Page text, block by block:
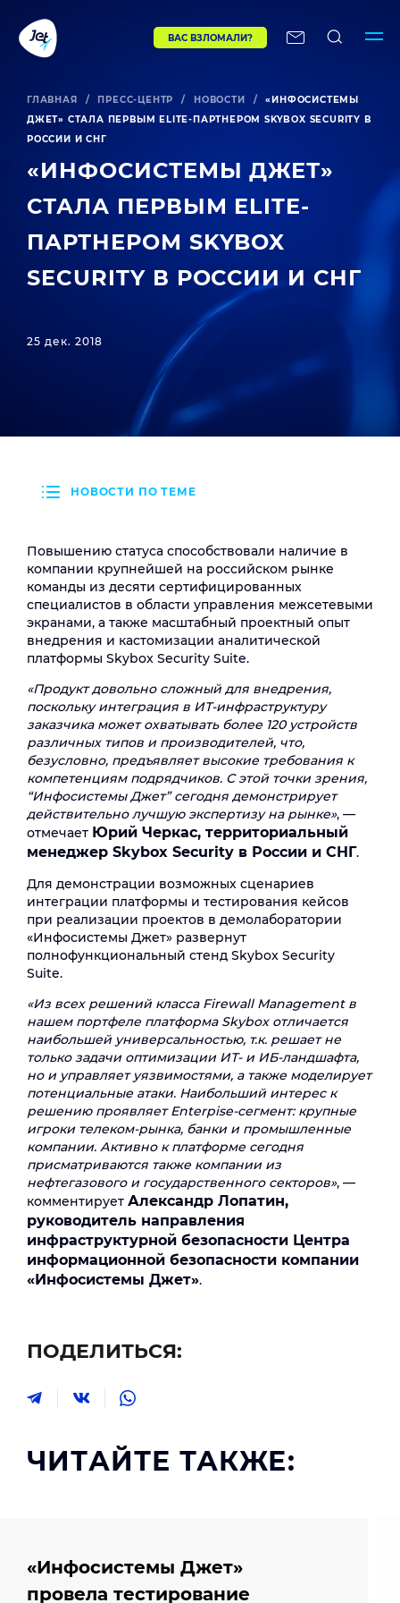
ВАС ВЗЛОМАЛИ?
ГЛАВНАЯ / ПРЕСС-ЦЕНТР / НОВОСТИ /
«ИНФОСИСТЕМЫ
ДЖЕТ» СТАЛА ПЕРВЫМ ELITE-ПАРТНЕРОМ SKYBOX SECURITY В
РОССИИ И СНГ
«ИНФОСИСТЕМЫ ДЖЕТ»
СТАЛА ПЕРВЫМ ELITE-
ПАРТНЕРОМ SKYBOX
SECURITY В РОССИИ И СНГ
25 дек. 2018
НОВОСТИ ПО ТЕМЕ
Повышению статуса способствовали наличие в
компании крупнейшей на российском рынке
команды из десяти сертифицированных
специалистов в области управления межсетевыми
экранами, а также масштабный проектный опыт
внедрения и кастомизации аналитической
платформы Skybox Security Suite.
«Продукт довольно сложный для внедрения,
поскольку интеграция в ИТ-инфраструктуру
заказчика может охватывать более 120 устройств
различных типов и производителей, что,
безусловно, предъявляет высокие требования к
компетенциям подрядчиков. С этой точки зрения,
“Инфосистемы Джет” сегодня демонстрирует
действительно лучшую экспертизу на рынке», —
отмечает Юрий Черкас, территориальный
менеджер Skybox Security в России и СНГ.
Для демонстрации возможных сценариев
интеграции платформы и тестирования кейсов
при реализации проектов в демолаборатории
«Инфосистемы Джет» развернут
полнофункциональный стенд Skybox Security
Suite.
«Из всех решений класса Firewall Management в
нашем портфеле платформа Skybox отличается
наибольшей универсальностью, т.к. решает не
только задачи оптимизации ИТ- и ИБ-ландшафта,
но и управляет уязвимостями, а также моделирует
потенциальные атаки. Наибольший интерес к
решению проявляет Enterpise-сегмент: крупные
игроки телеком-рынка, банки и промышленные
компании. Активно к платформе сегодня
присматриваются также компании из
нефтегазового и государственного секторов», —
комментирует Александр Лопатин,
руководитель направления
инфраструктурной безопасности Центра
информационной безопасности компании
«Инфосистемы Джет».
ПОДЕЛИТЬСЯ:
ЧИТАЙТЕ ТАКЖЕ:
«Инфосистемы Джет»
провела тестирование